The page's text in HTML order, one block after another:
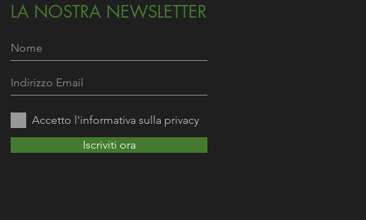
Accetto l'informativa sulla privacy
Iscriviti ora
LA NOSTRA NEWSLETTER